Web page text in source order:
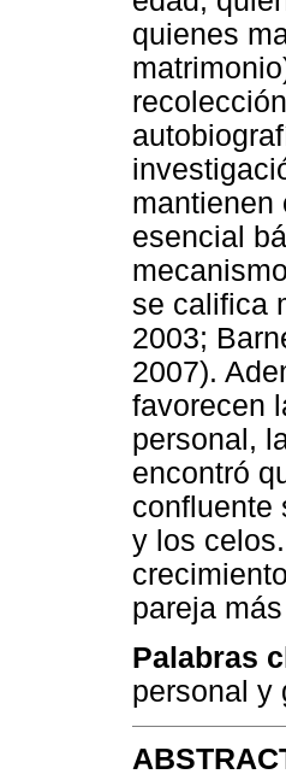
quienes
mantienen
esencial
se califica
2003;
2007).
favorecen
personal,
encontró
confluente
y los
pareja
Palabras
personal y